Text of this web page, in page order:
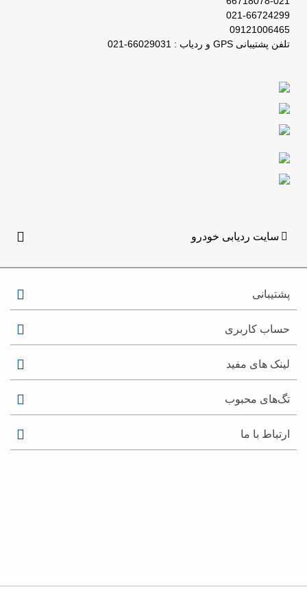
021-66724299
09121006465
تلفن پشتیبانی GPS و ردیاب : 66029031-021
سایت ردیابی خودرو
پشتیبانی
حساب کاربری
لینک های مفید
تگ‌های محبوب
ارتباط با ما